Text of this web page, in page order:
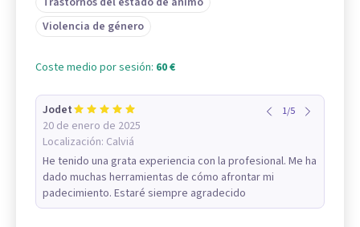
Violencia de género
Coste medio por sesión: 60 €
Jodet
20 de enero de 2025
Localización: Calviá
1/5
He tenido una grata experiencia con la profesional. Me ha
dado muchas herramientas de cómo afrontar mi
padecimiento. Estaré siempre agradecido